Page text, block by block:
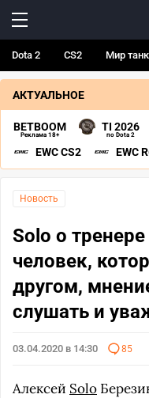
Dota 2 CS2 Мир
АКТУАЛЬНОЕ
BETBOOM
Реклама 18+
TI 2026
по Dota 2
EWC CS2 EWC
Новость
Solo о
человек,
другом,
слушать и
03.04.2020 в 14:30 85
Алексей Solo